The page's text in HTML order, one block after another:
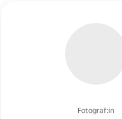
Fotograf:in